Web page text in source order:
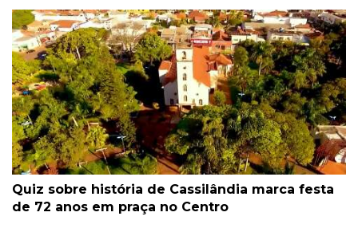
Quiz sobre história de Cassilândia marca festa
de 72 anos em praça no Centro